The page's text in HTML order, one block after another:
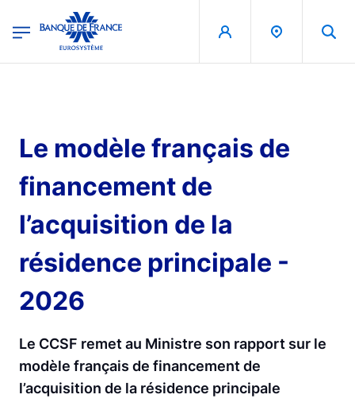
Banque de France - Menu Principal
Le modèle français de
financement de
l’acquisition de la
résidence principale -
2026
Le CCSF remet au Ministre son rapport sur le
modèle français de financement de
l’acquisition de la résidence principale